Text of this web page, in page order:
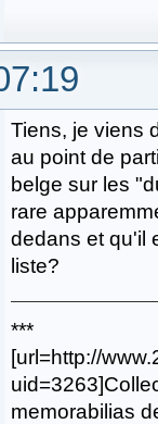
Tiens, je viens
au point de
belge sur les
rare
dedans et qu'il
liste?
***
[url=http://
memorabilias